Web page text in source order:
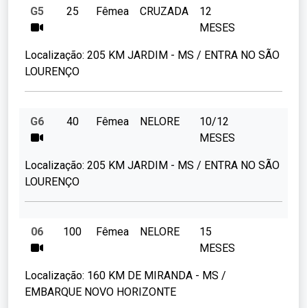
G5 25 Fêmea CRUZADA
12
MESES
Localização: 205 KM JARDIM - MS / ENTRA NO SÃO
LOURENÇO
G6 40 Fêmea NELORE
10/12
MESES
Localização: 205 KM JARDIM - MS / ENTRA NO SÃO
LOURENÇO
06 100 Fêmea NELORE
15
MESES
Localização: 160 KM DE MIRANDA - MS /
EMBARQUE NOVO HORIZONTE